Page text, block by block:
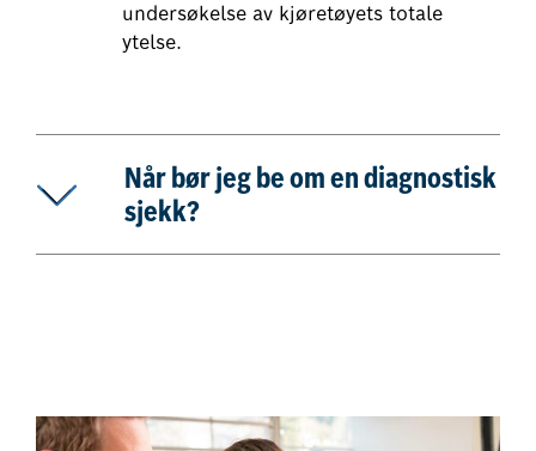
undersøkelse av kjøretøyets totale
ytelse.
Når bør jeg be om en diagnostisk
sjekk?